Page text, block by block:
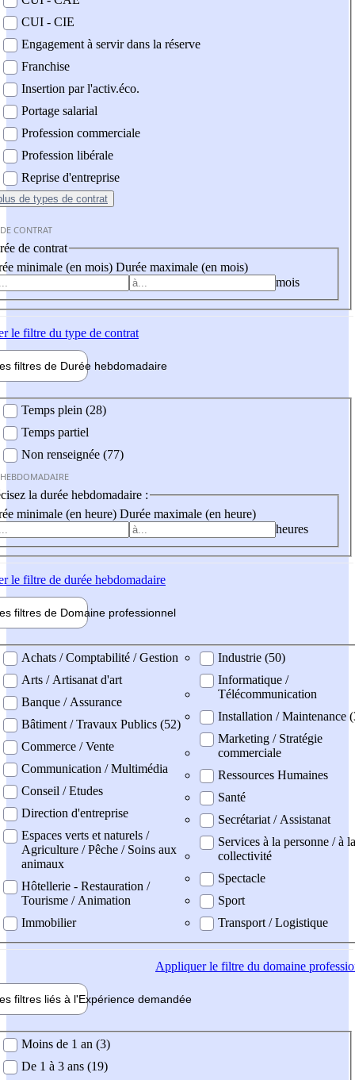
CUI - CIE
Engagement à servir dans la réserve
Franchise
Insertion par l'activ.éco.
Portage salarial
Profession commerciale
Profession libérale
Reprise d'entreprise
de types de contrat
CONTRAT
de contrat
minimale (en mois) Durée maximale (en mois)
mois
le filtre du type de contrat
filtres de Durée hebdomadaire
Temps plein (28)
Temps partiel
Non renseignée (77)
la durée hebdomadaire :
minimale (en heure) Durée maximale (en heure)
heures
le filtre de durée hebdomadaire
filtres de Domaine professionnel
professionel
Achats / Comptabilité / Gestion
Arts / Artisanat d'art
Banque / Assurance
Bâtiment / Travaux Publics (52)
Commerce / Vente
Communication / Multimédia
Conseil / Etudes
Direction d'entreprise
Espaces verts et naturels /
Agriculture / Pêche / Soins aux
animaux
Hôtellerie - Restauration /
Tourisme / Animation
Immobilier
Industrie (50)
Informatique /
Télécommunication
Installation / Maintenance
Marketing / Stratégie
commerciale
Ressources Humaines
Santé
Secrétariat / Assistanat
Services à la personne / à la
collectivité
Spectacle
Sport
Transport / Logistique
Appliquerle filtre du domaine
filtres liés à l'Expérience demandée
demandée
Moins de 1 an (3)
De 1 à 3 ans (19)